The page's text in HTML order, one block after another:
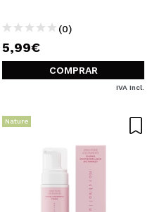
(0)
5,99€
COMPRAR
IVA Incl.
Nature